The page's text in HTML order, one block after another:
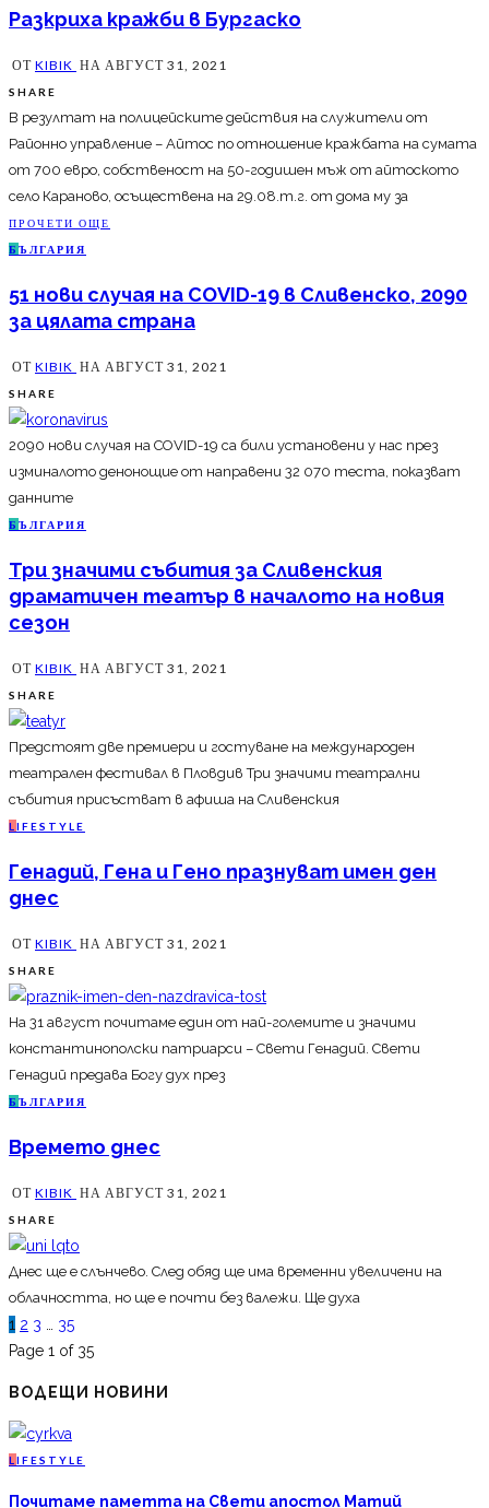
Разкриха кражби в Бургаско
ОТ KIBIK НА АВГУСТ 31, 2021
SHARE
В резултат на полицейските действия на служители от
Районно управление – Айтос по отношение кражбата на сумата
от 700 евро, собственост на 50-годишен мъж от айтоското
село Караново, осъществена на 29.08.т.г. от дома му за
ПРОЧЕТИ ОЩЕ
Б ЪЛГАРИЯ
51 нови случая на COVID-19 в Сливенско, 2090
за цялата страна
ОТ KIBIK НА АВГУСТ 31, 2021
SHARE
2090 нови случая на COVID-19 са били установени у нас през
изминалото денонощие от направени 32 070 теста, показват
данните
Б ЪЛГАРИЯ
Три значими събития за Сливенския
драматичен театър в началото на новия
сезон
ОТ KIBIK НА АВГУСТ 31, 2021
SHARE
Предстоят две премиери и гостуване на международен
театрален фестивал в Пловдив Три значими театрални
събития присъстват в афиша на Сливенския
L IFESTYLE
Генадий, Гена и Гено празнуват имен ден
днес
ОТ KIBIK НА АВГУСТ 31, 2021
SHARE
На 31 август почитаме един от най-големите и значими
константинополски патриарси – Свети Генадий. Свети
Генадий предава Богу дух през
Б ЪЛГАРИЯ
Времето днес
ОТ KIBIK НА АВГУСТ 31, 2021
SHARE
Днес ще е слънчево. След обяд ще има временни увеличени на
облачността, но ще е почти без валежи. Ще духа
1 2 3 … 35
Page 1 of 35
ВОДЕЩИ НОВИНИ
L IFESTYLE
Почитаме паметта на Свети апостол Матий